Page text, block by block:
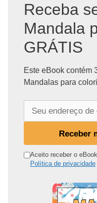
Receba
Mandala
GRÁTIS
Este eBook contém
Mandalas para
n
Receber
Aceito receber o
Política de privacidade